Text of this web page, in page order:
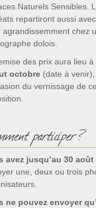
Naturels Sensibles.
repartiront aussi
agrandissemment chez
dolois.
des prix aura lieu à
octobre (date à venir),
du vernissage de
participer ?
avez jusqu’au 30 août
une, deux ou trois
ne pouvez envoyer